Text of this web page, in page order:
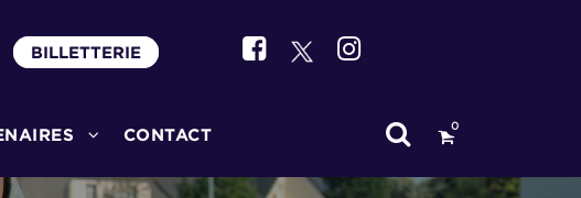
BILLETTERIE
CONTACT 0